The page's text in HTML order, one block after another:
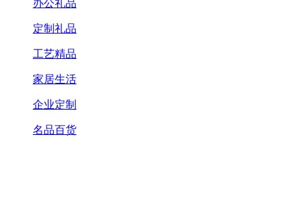
办公礼品
定制礼品
工艺精品
家居生活
企业定制
名品百货